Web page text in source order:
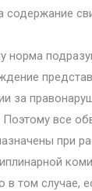
норма
за
все
при
в том случае,